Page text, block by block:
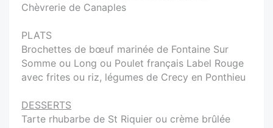
Chèvrerie de Canaples
PLATS
Brochettes de bœuf marinée de Fontaine Sur
Somme ou Long ou Poulet français Label Rouge
avec frites ou riz, légumes de Crecy en Ponthieu
DESSERTS
Tarte rhubarbe de St Riquier ou crème brûlée